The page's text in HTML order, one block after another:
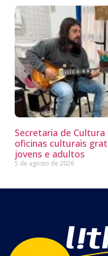
Secretaria de
oficinas culturais
jovens e adultos
5 de agosto de 2026